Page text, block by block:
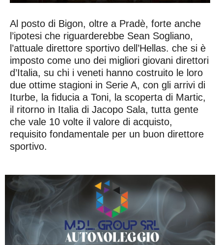
Al posto di Bigon, oltre a Pradè, forte anche
l’ipotesi che riguarderebbe Sean Sogliano,
l’attuale direttore sportivo dell’Hellas. che si è
imposto come uno dei migliori giovani direttori
d’Italia, su chi i veneti hanno costruito le loro
due ottime stagioni in Serie A, con gli arrivi di
Iturbe, la fiducia a Toni, la scoperta di Martic,
il ritorno in Italia di Jacopo Sala, tutta gente
che vale 10 volte il valore di acquisto,
requisito fondamentale per un buon direttore
sportivo.